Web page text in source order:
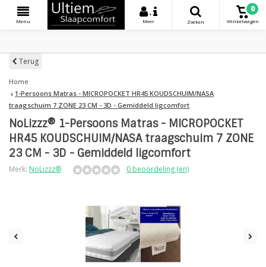
Menu
+
Meer
Zoeken
0
Winkelwagen
Terug
Home
1-Persoons Matras - MICROPOCKET HR45 KOUDSCHUIM/NASA
traagschuim 7 ZONE 23 CM - 3D - Gemiddeld ligcomfort
NoLizzz® 1-Persoons Matras - MICROPOCKET
HR45 KOUDSCHUIM/NASA traagschuim 7 ZONE
23 CM - 3D - Gemiddeld ligcomfort
Merk: NoLizzz® 0 beoordeling (en)